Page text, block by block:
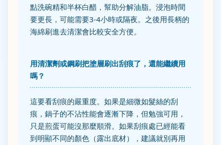
點洗碗精和半杯白醋，幫助分解油脂。浸泡時間
要更長，可能需要3-4小時或隔夜。之後用長柄的
海綿刷進去清潔會比較安全方便。
用清潔劑或鋼刷把塗層刷出刮痕了，還能繼續用
嗎？
這要看刮痕的嚴重度。如果是細微如髮絲的刮
痕，鍋子的不沾性能會逐漸下降，但勉強可用，
只是煎蛋可能沒那麼順滑。如果刮痕處已經能看
到明顯不同的顏色（露出底材），建議就別再用